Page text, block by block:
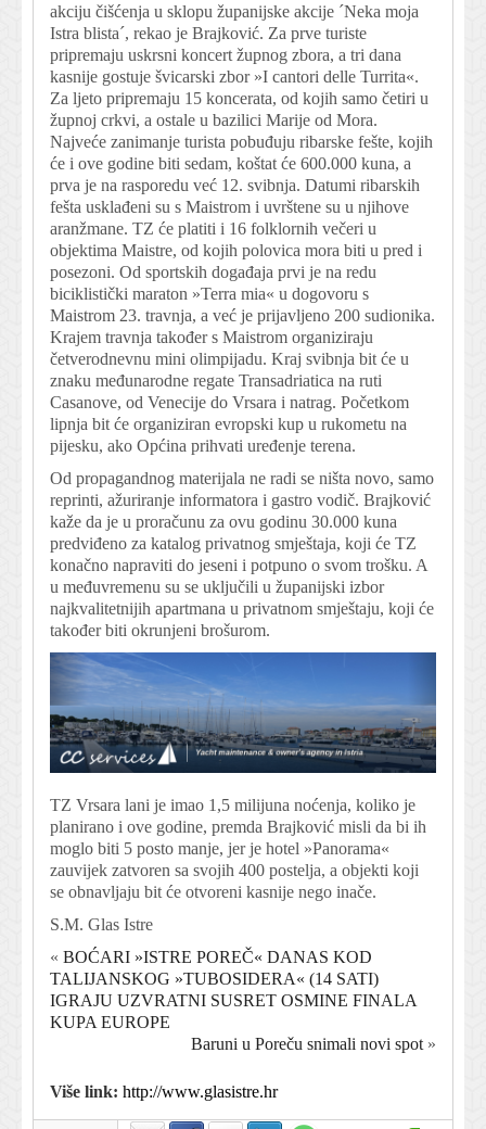
akciju čišćenja u sklopu županijske akcije ´Neka moja
Istra blista´, rekao je Brajković. Za prve turiste
pripremaju uskrsni koncert župnog zbora, a tri dana
kasnije gostuje švicarski zbor »I cantori delle Turrita«.
Za ljeto pripremaju 15 koncerata, od kojih samo četiri u
župnoj crkvi, a ostale u bazilici Marije od Mora.
Najveće zanimanje turista pobuđuju ribarske fešte, kojih
će i ove godine biti sedam, koštat će 600.000 kuna, a
prva je na rasporedu već 12. svibnja. Datumi ribarskih
fešta usklađeni su s Maistrom i uvrštene su u njihove
aranžmane. TZ će platiti i 16 folklornih večeri u
objektima Maistre, od kojih polovica mora biti u pred i
posezoni. Od sportskih događaja prvi je na redu
biciklistički maraton »Terra mia« u dogovoru s
Maistrom 23. travnja, a već je prijavljeno 200 sudionika.
Krajem travnja također s Maistrom organiziraju
četverodnevnu mini olimpijadu. Kraj svibnja bit će u
znaku međunarodne regate Transadriatica na ruti
Casanove, od Venecije do Vrsara i natrag. Početkom
lipnja bit će organiziran evropski kup u rukometu na
pijesku, ako Općina prihvati uređenje terena.
Od propagandnog materijala ne radi se ništa novo, samo
reprinti, ažuriranje informatora i gastro vodič. Brajković
kaže da je u proračunu za ovu godinu 30.000 kuna
predviđeno za katalog privatnog smještaja, koji će TZ
konačno napraviti do jeseni i potpuno o svom trošku. A
u međuvremenu su se uključili u županijski izbor
najkvalitetnijih apartmana u privatnom smještaju, koji će
također biti okrunjeni brošurom.
TZ Vrsara lani je imao 1,5 milijuna noćenja, koliko je
planirano i ove godine, premda Brajković misli da bi ih
moglo biti 5 posto manje, jer je hotel »Panorama«
zauvijek zatvoren sa svojih 400 postelja, a objekti koji
se obnavljaju bit će otvoreni kasnije nego inače.
S.M. Glas Istre
« BOĆARI »ISTRE POREČ« DANAS KOD
TALIJANSKOG »TUBOSIDERA« (14 SATI)
IGRAJU UZVRATNI SUSRET OSMINE FINALA
KUPA EUROPE
Baruni u Poreču snimali novi spot »
Više link: http://www.glasistre.hr